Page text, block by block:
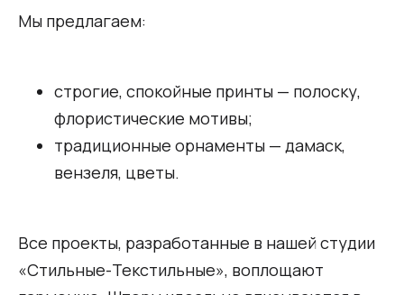
Мы предлагаем:
строгие, спокойные принты — полоску,
флористические мотивы;
традиционные орнаменты — дамаск,
вензеля, цветы.
Все проекты, разработанные в нашей студии
«Стильные-Текстильные», воплощают